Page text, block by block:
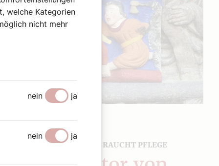
31. Juli 2026|Kunst und Kultur
DAS TOR ZUM PARADIES BRAUCHT PFLEGE
welche Kategorien
nicht mehr
nein ja
nein
ja